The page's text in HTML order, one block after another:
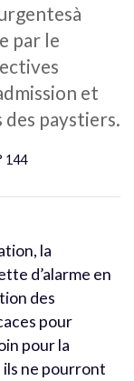
par le
et
paystiers.
144
la
d’alarme en
des
pour
pour la
ne pourront